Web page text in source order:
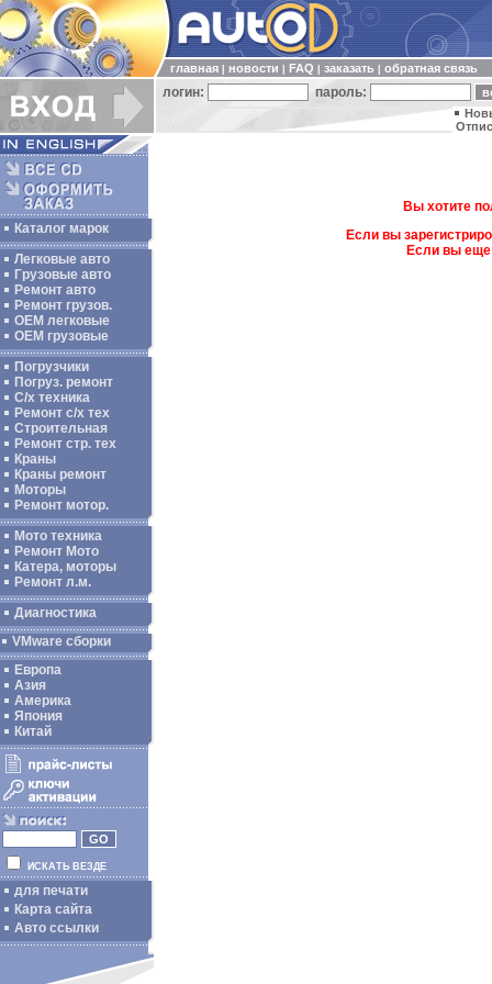
главная новости FAQ заказать обратная связь
логин: пароль:
Каталог марок
Легковые авто
Грузовые авто
Ремонт авто
Ремонт грузов.
ОЕМ легковые
OEM грузовые
Погрузчики
Погруз. ремонт
С/х техника
Ремонт с/х тех
Строительная
Ремонт стр. тех
Краны
Краны ремонт
Моторы
Ремонт мотор.
Мото техника
Ремонт Мото
Катера, моторы
Ремонт л.м.
Диагностика
VMware сборки
Европа
Азия
Америка
Япония
Китай
ИСКАТЬ ВЕЗДЕ
для печати
Карта сайта
Авто ссылки
Вы хотите
Если вы
Если вы еще